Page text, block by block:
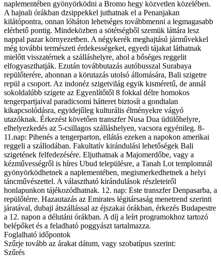
naplementében gyönyörködni a Bromo hegy közvetlen közelében.
A hajnali órákban dzsippekkel juthatnak el a Penanjakan
kilátópontra, onnan lóháton lehetséges továbbmenni a legmagasabb
elérhető pontig. Mindeközben a sötétségből szemük láttára lesz
nappal pazar környezetben. A négykerék meghajtású járművekkel
még további természeti érdekességeket, egyedi tájakat láthatnak
mielőtt visszatérnek a szálláshelyre, ahol a bőséges reggelit
elfogyaszthatják. Ezután továbbutazás autóbusszal Surabaya
repülőterére, ahonnan a körutazás utolsó állomására, Bali szigetre
repül a csoport. Az indonéz szigetvilág egyik kisméretű, de annál
sokoldalúbb szigete az Egyenlítőtől 8 fokkal délre homokos
tengerpartjaival paradicsomi hátteret biztosít a gondtalan
kikapcsolódásra, egyidejűleg kulturális élményekre vágyó
utazóknak. Érkezést követően transzfer Nusa Dua üdülőhelyre,
elhelyezkedés az 5-csillagos szálláshelyen, vacsora egyénileg. 8-
11.nap: Pihenés a tengerparton, ellátás ezeken a napokon amerikai
reggeli a szállodában. Fakultatív kirándulási lehetőségek Bali
szigetének felfedezésére. Eljuthatnak a Majomerdőbe, vagy a
kézművességről is híres Ubud településre, a Tanah Lot templomnál
gyönyörködhetnek a naplementében, megismerkedhetnek a helyi
táncművészettel. A választható kirándulások részleteiről
honlapunkon tájékozódhatnak. 12. nap: Este transzfer Denpasarba, a
repülőtérre. Hazautazás az Emirates légitársaság menetrend szerinti
járatával, dubaji átszállással az éjszakai órákban, érkezés Budapestre
a 12. napon a délutáni órákban. A díj a leírt programokhoz tartozó
belépőket és a feladható poggyászt tartalmazza.
Foglalható időpontok
Szűrje tovább az árakat dátum, vagy szobatípus szerint:
Szűrés